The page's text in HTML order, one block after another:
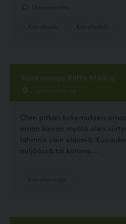
Valokuvaaja Riitta Mälkiä
, Lappeenranta
Olen pitkän kokemuksen
oman koiran myötä olen
lähinnä vain eläimiä.
miljöössä tai kotona....